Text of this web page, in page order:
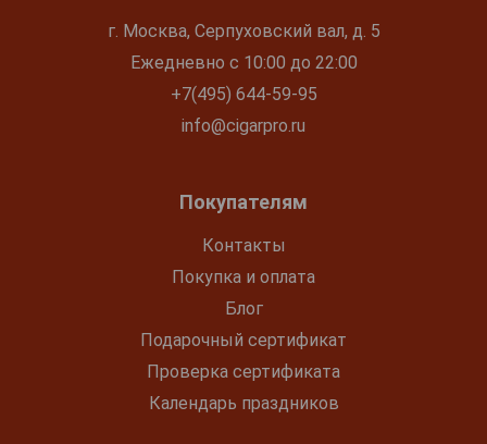
г. Москва, Серпуховский вал, д. 5
Ежедневно с 10:00 до 22:00
+7(495) 644-59-95
info@cigarpro.ru
Покупателям
Контакты
Покупка и оплата
Блог
Подарочный сертификат
Проверка сертификата
Календарь праздников